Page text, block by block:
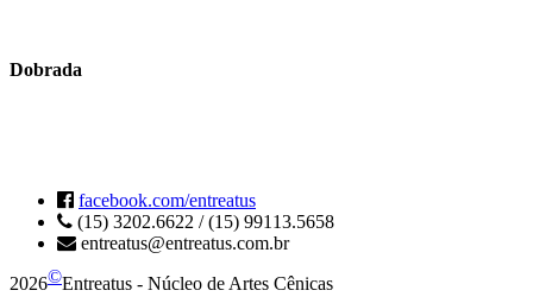
Dobrada
facebook.com/entreatus
(15) 3202.6622 / (15) 99113.5658
entreatus@entreatus.com.br
2026©Entreatus - Núcleo de Artes Cênicas